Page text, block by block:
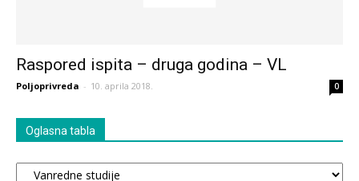
Raspored ispita – druga godina – VL
Poljoprivreda - 10. aprila 2018. 0
Oglasna tabla
Oglasna
tabla